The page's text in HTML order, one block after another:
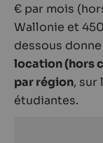
€ par mois
Wallonie et
dessous
location (hors
par région, sur
étudiantes.